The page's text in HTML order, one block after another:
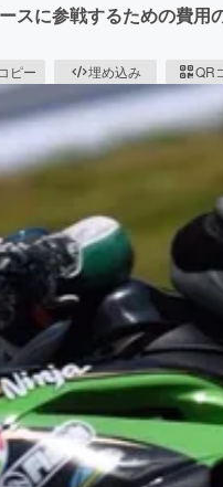
スに参戦するための費用
ピー 埋め込み QR